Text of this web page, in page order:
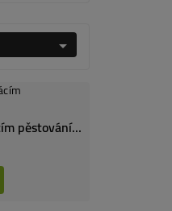

Jak pěstovat chilli. Průvodce domácím pěstováním chilli papriček